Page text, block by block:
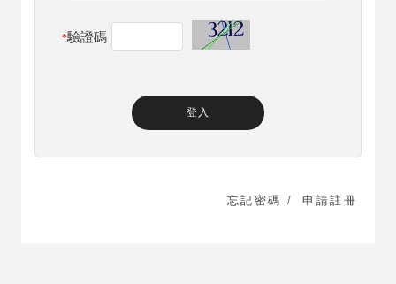
*驗證碼
忘記密碼 / 申請註冊